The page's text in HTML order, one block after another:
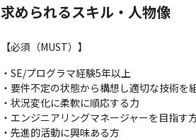
◎社風
社内では活発に議論がなされ、中途入社
◎親会社との関係
親会社のプロパー社員と全く変わらない立
◎人の成長があるから、会社の成長がある
豊田自動織機などから多くの依頼がある
求められるスキル・人物像
【必須（MUST）】
・SE/プログラマ経験5年以上
・要件不定の状態から構想し適切な技術を
・状況変化に柔軟に順応する力
・エンジニアリングマネージャーを目指す
・先進的活動に興味ある方